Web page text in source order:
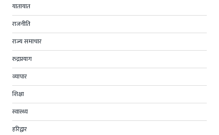
यातायात
राजनीति
राज्य समाचार
रुद्रप्रयाग
व्यापार
शिक्षा
स्वास्थ्य
हरिद्वार